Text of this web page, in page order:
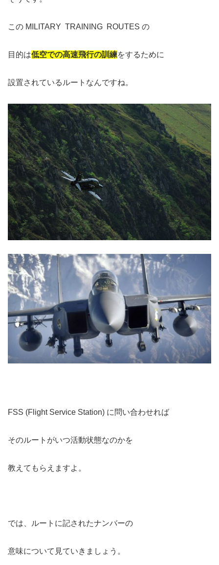
この MILITARY TRAINING ROUTES の
目的は低空での高速飛行の訓練をするために
設置されているルートなんですね。
FSS (Flight Service Station) に問い合わせれば
そのルートがいつ活動状態なのかを
教えてもらえますよ。
では、ルートに記されたナンバーの
意味について見ていきましょう。